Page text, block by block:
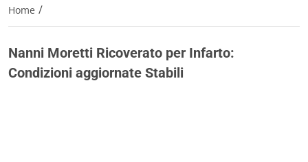
Home /
Nanni Moretti Ricoverato per Infarto:
Condizioni aggiornate Stabili